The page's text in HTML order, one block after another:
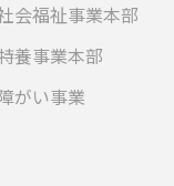
会福祉事業本部
養事業本部
がい事業